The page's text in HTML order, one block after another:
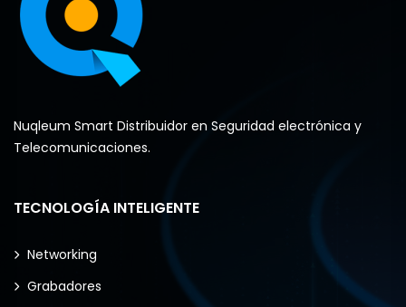
Nuqleum Smart Distribuidor en Seguridad electrónica y
Telecomunicaciones.
TECNOLOGÍA INTELIGENTE
Networking
Grabadores